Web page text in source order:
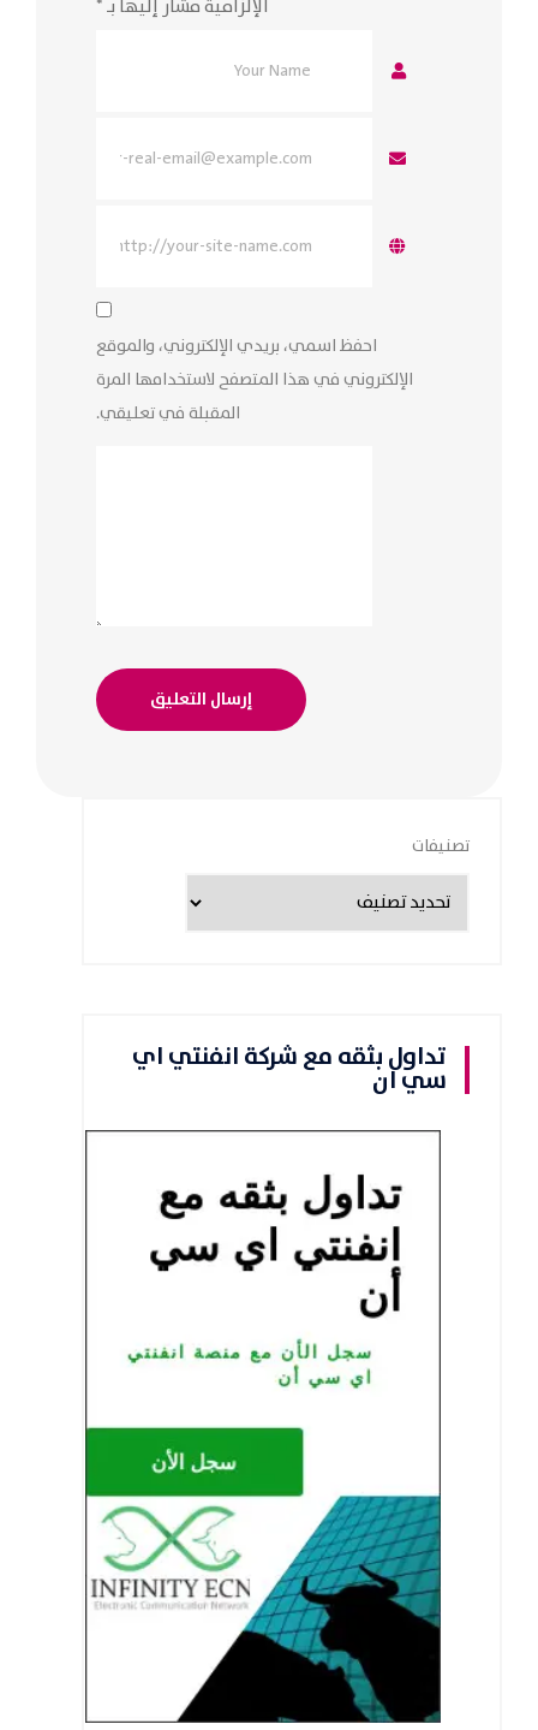
الإلزامية مشار إليها بـ*
احفظ اسمي، بريدي الإلكتروني، والموقع
الإلكتروني في هذا المتصفح لاستخدامها المرة
المقبلة في تعليقي.
تصنيفات
تداول بثقه مع شركة انفنتي اي
سي ان